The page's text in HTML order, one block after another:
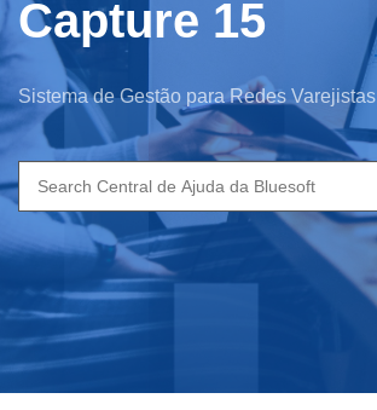
Capture 15
Sistema de Gestão para Redes
Search
for: